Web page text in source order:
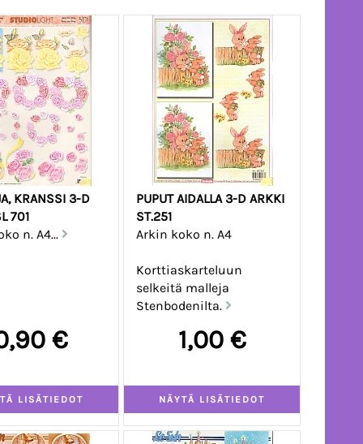
KRANSSI 3-D
701
n. A4...
€
PUPUT AIDALLA 3-D ARKKI
ST.251
Arkin koko n. A4
Korttiaskarteluun
selkeitä malleja
Stenbodenilta.
1,00 €